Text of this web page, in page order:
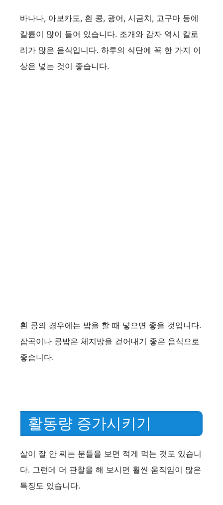
바나나, 아보카도, 흰 콩, 광어, 시금치, 고구마 등에
칼륨이 많이 들어 있습니다. 조개와 감자 역시 칼로
리가 많은 음식입니다. 하루의 식단에 꼭 한 가지 이
상은 넣는 것이 좋습니다.
흰 콩의 경우에는 밥을 할 때 넣으면 좋을 것입니다.
잡곡이나 콩밥은 체지방을 걷어내기 좋은 음식으로
좋습니다.
활동량 증가시키기
살이 잘 안 찌는 분들을 보면 적게 먹는 것도 있습니
다. 그런데 더 관찰을 해 보시면 훨씬 움직임이 많은
특징도 있습니다.